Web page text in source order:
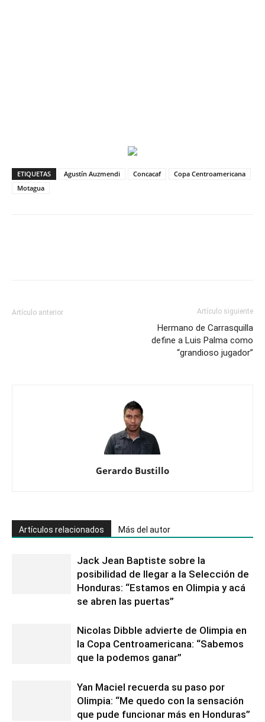
ETIQUETAS Agustín Auzmendi Concacaf
Copa Centroamericana
Motagua
Artículo anterior Artículo siguiente
Hermano de Carrasquilla
define a Luis Palma como
“grandioso jugador”
Gerardo Bustillo
Artículos relacionados Más del autor
Jack Jean Baptiste sobre la
posibilidad de llegar a la Selección de
Honduras: “Estamos en Olimpia y acá
se abren las puertas”
Nicolas Dibble advierte de Olimpia en
la Copa Centroamericana: “Sabemos
que la podemos ganar”
Yan Maciel recuerda su paso por
Olimpia: “Me quedo con la sensación
que pude funcionar más en Honduras”